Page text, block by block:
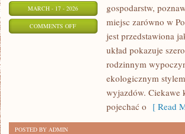
MARCH - 17 - 2026
COMMENTS OFFON
AGROTURYSTYKA
gospodarstw,
miejsc zarówno w
jest przedstawiona
układ pokazuje
rodzinnym
ekologicznym
wyjazdów. Ciekawe
pojechać o [ Read
POSTED BY ADMIN